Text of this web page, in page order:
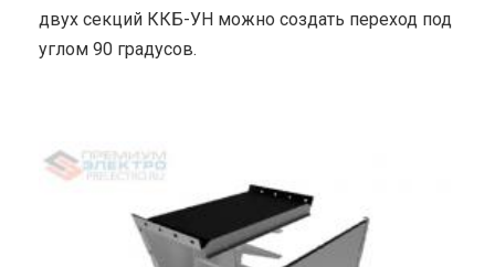
двух секций ККБ-УН можно создать переход под
углом 90 градусов.